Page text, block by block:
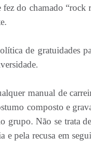
do chamado “rock
de gratuidades
manual de
composto e
grupo. Não se trata
e pela recusa em